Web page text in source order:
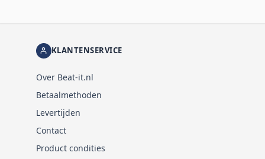
KLANTENSERVICE
Over Beat-it.nl
Betaalmethoden
Levertijden
Contact
Product condities